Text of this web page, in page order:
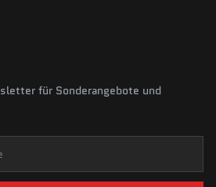
für Sonderangebote und